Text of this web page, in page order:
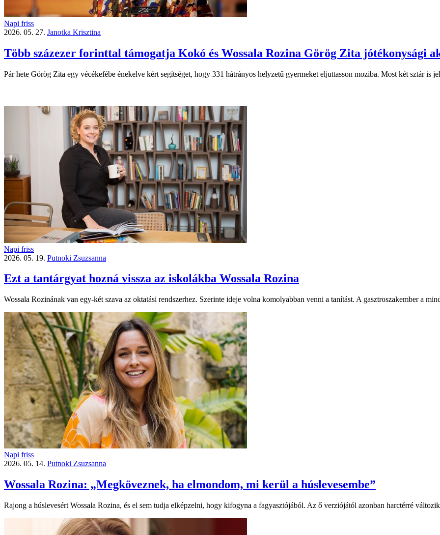
Napi friss
2026. 05. 27. Janotka Krisztina
Több százezer forinttal támogatja Kokó és Wossala Rozina Görög Zita jótékonysági
Pár hete Görög Zita egy vécékefébe énekelve kért segítséget, hogy 331 hátrányos helyzetű gyermeket eljuttasson moziba. Most két sztár is
Napi friss
2026. 05. 19. Putnoki Zsuzsanna
Ezt a tantárgyat hozná vissza az iskolákba Wossala Rozina
Wossala Rozinának van egy-két szava az oktatási rendszerhez. Szerinte ideje volna komolyabban venni a tanítást. A gasztroszakember a
Napi friss
2026. 05. 14. Putnoki Zsuzsanna
Wossala Rozina: „Megköveznek, ha elmondom, mi kerül a húslevesembe”
Rajong a húslevesért Wossala Rozina, és el sem tudja elképzelni, hogy kifogyna a fagyasztójából. Az ő verziójától azonban harctérré